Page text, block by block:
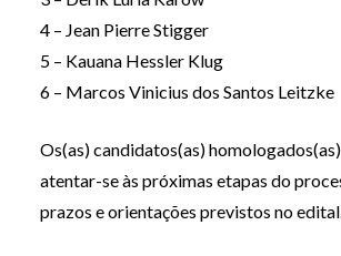
4 – Jean Pierre Stigger
5 – Kauana Hessler Klug
6 – Marcos Vinicius dos Santos Leitzke
Os(as) candidatos(as)
atentar-se às próximas etapas do
prazos e orientações previstos no edital.